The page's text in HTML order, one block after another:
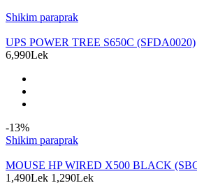
Shikim paraprak
UPS POWER TREE S650C (SFDA0020)
6,990Lek
-13%
Shikim paraprak
MOUSE HP WIRED X500 BLACK
1,490Lek 1,290Lek